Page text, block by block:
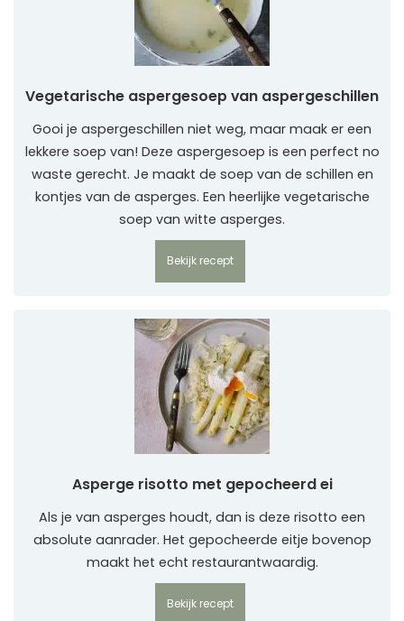
Vegetarische aspergesoep van aspergeschillen
Gooi je aspergeschillen niet weg, maar maak er een
lekkere soep van! Deze aspergesoep is een perfect no
waste gerecht. Je maakt de soep van de schillen en
kontjes van de asperges. Een heerlijke vegetarische
soep van witte asperges.
Bekijk recept
Asperge risotto met gepocheerd ei
Als je van asperges houdt, dan is deze risotto een
absolute aanrader. Het gepocheerde eitje bovenop
maakt het echt restaurantwaardig.
Bekijk recept